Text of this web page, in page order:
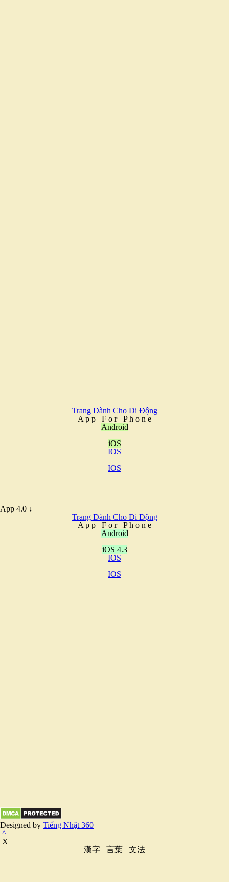
Trang Dành Cho Di Động
A p p F o r P h o n e
Android
iOS
IOS
IOS
App 4.0 ↓
Trang Dành Cho Di Động
A p p F o r P h o n e
Android
iOS 4.3
IOS
IOS
Designed by Tiếng Nhật 360
^
X
漢字
言葉 文法